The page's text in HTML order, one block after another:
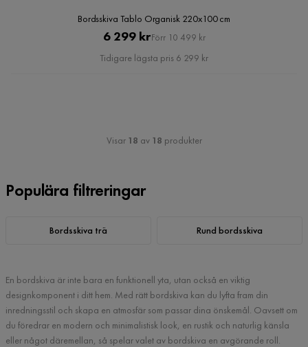
Bordsskiva Tablo Organisk 220x100 cm
Pris
6 299 krOriginal
Pris
Förr 10 499 kr
Tidigare lägsta pris 6 299 kr
Visar 18 av 18 produkter
Populära filtreringar
Bordsskiva trä Rund bordsskiva
En bordskiva är inte bara en funktionell yta, utan också en viktig
designkomponent i ditt hem. Med rätt bordskiva kan du lyfta fram din
inredningsstil och skapa en atmosfär som passar dina önskemål. Oavsett om
du föredrar en modern och minimalistisk look, en rustik och naturlig känsla
eller något däremellan, så spelar valet av bordskiva en avgörande roll.